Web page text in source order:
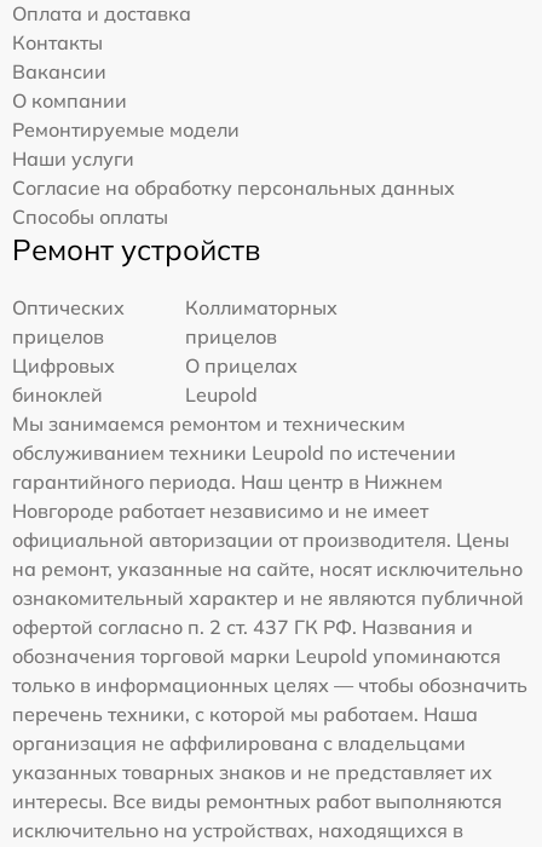
Оплата и доставка
Контакты
Вакансии
О компании
Ремонтируемые модели
Наши услуги
Согласие на обработку персональных данных
Способы оплаты
Ремонт устройств
Оптических
прицелов
Коллиматорных
прицелов
Цифровых
биноклей
О прицелах
Leupold
Мы занимаемся ремонтом и техническим
обслуживанием техники Leupold по истечении
гарантийного периода. Наш центр в Нижнем
Новгороде работает независимо и не имеет
официальной авторизации от производителя. Цены
на ремонт, указанные на сайте, носят исключительно
ознакомительный характер и не являются публичной
офертой согласно п. 2 ст. 437 ГК РФ. Названия и
обозначения торговой марки Leupold упоминаются
только в информационных целях — чтобы обозначить
перечень техники, с которой мы работаем. Наша
организация не аффилирована с владельцами
указанных товарных знаков и не представляет их
интересы. Все виды ремонтных работ выполняются
исключительно на устройствах, находящихся в